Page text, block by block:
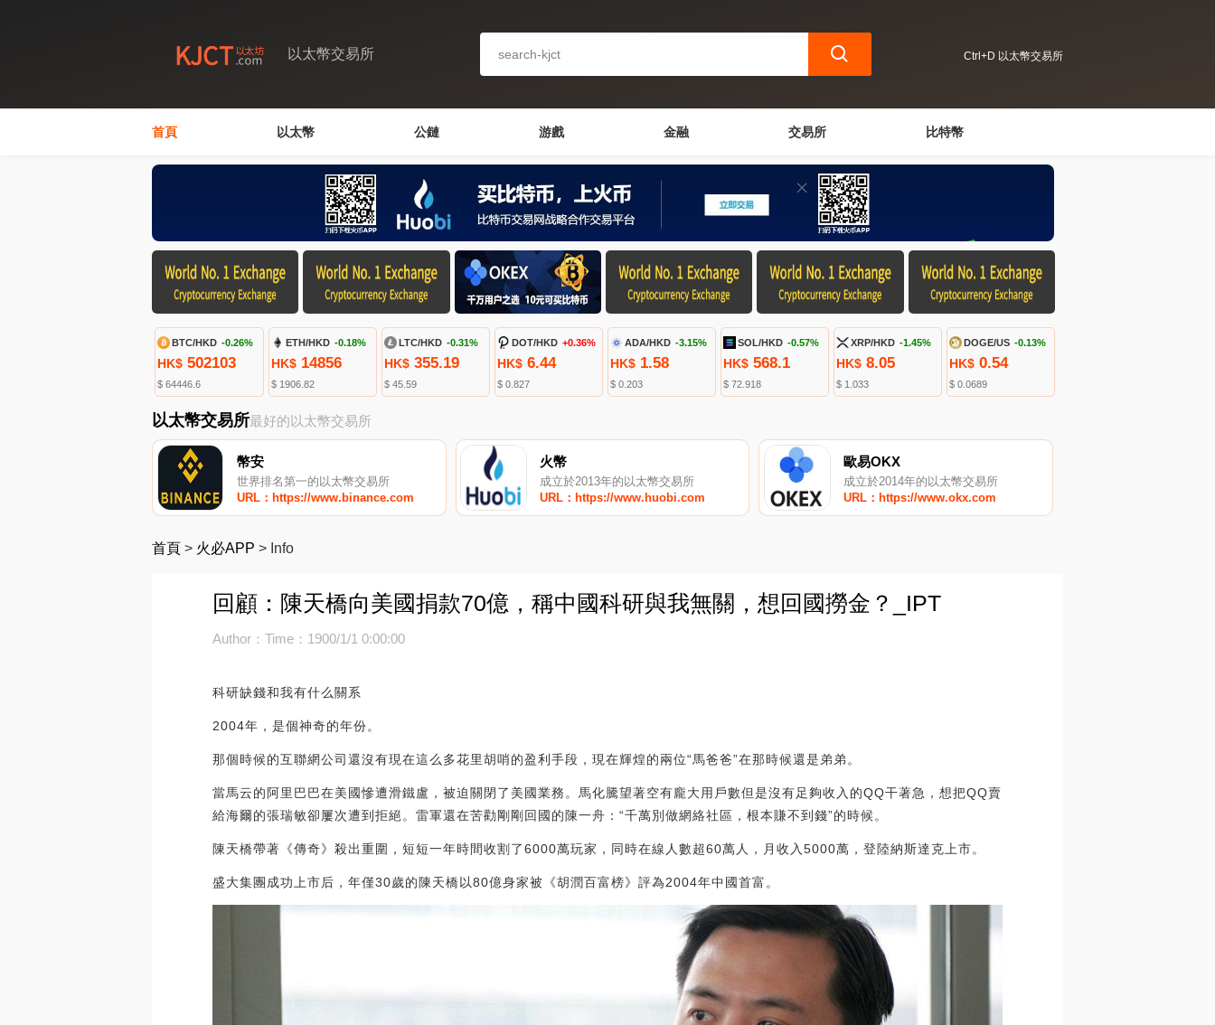
以太幣交易所 Ctrl+D 以太幣交易所
首頁 以太幣 公鏈 游戲 金融 交易所 比特幣
BTC/HKD -0.26%
HK$ 502103
$ 64446.6
ETH/HKD -0.18%
HK$14856
$ 1906.82
LTC/HKD -0.31%
HK$355.19
$ 45.59
DOT/HKD +0.36%
HK$6.44
$ 0.827
ADA/HKD -3.15%
HK$1.58
$ 0.203
SOL/HKD -0.57%
HK$ 568.1
$ 72.918
XRP/HKD -1.45%
HK$ 8.05
$ 1.033
DOGE/US -0.13%
HK$ 0.54
$ 0.0689
以太幣交易所最好的以太幣交易所
幣安
世界排名第一的以太幣交易所
URL：https://www.binance.com
火幣
成立於2013年的以太幣交易所
URL：https://www.huobi.com
歐易OKX
成立於2014年的以太幣交易所
URL：https://www.okx.com
首頁 > 火必APP > Info
回顧：陳天橋向美國捐款70億，稱中國科研與我無關，想回國撈金？_IPT
Author：Time：1900/1/1 0:00:00
科研缺錢和我有什么關系
2004年，是個神奇的年份。
那個時候的互聯網公司還沒有現在這么多花里胡哨的盈利手段，現在輝煌的兩位“馬爸爸”在那時候還是弟弟。
當馬云的阿里巴巴在美國慘遭滑鐵盧，被迫關閉了美國業務。馬化騰望著空有龐大用戶數但是沒有足夠收入的QQ干著急，想把QQ賣
給海爾的張瑞敏卻屢次遭到拒絕。雷軍還在苦勸剛剛回國的陳一舟：“千萬別做網絡社區，根本賺不到錢”的時候。
陳天橋帶著《傳奇》殺出重圍，短短一年時間收割了6000萬玩家，同時在線人數超60萬人，月收入5000萬，登陸納斯達克上市。
盛大集團成功上市后，年僅30歲的陳天橋以80億身家被《胡潤百富榜》評為2004年中國首富。